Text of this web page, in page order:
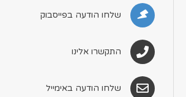
שלחו הודעה בפייסבוק
התקשרו אלינו
שלחו הודעה באימייל